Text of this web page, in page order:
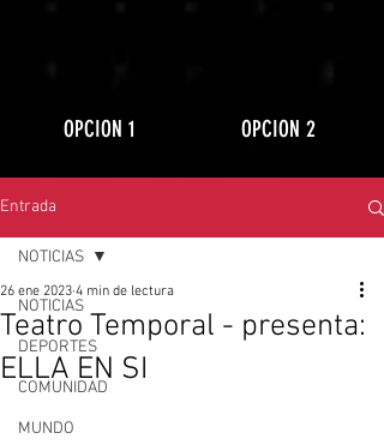
OPCION 1 OPCION 2
Entrada
NOTICIAS
DEPORTES
COMUNIDAD
MUNDO
NOTICIAS
Teatro Temporal - presenta:
ELLA EN SI
26 ene 2023 4 min de lectura